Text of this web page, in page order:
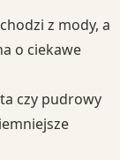
z mody, a
o ciekawe
czy pudrowy